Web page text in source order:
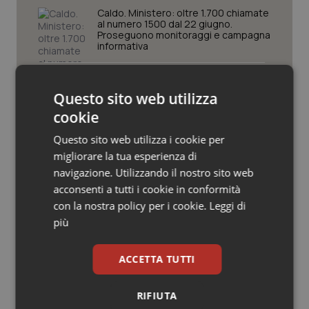
Veneto
Oncoematologia
Psoriasi & pelle
Quotidiano Cardiologia
Quotidiano Chirurgia
Quotidiano Oncologia
Quotidiano Pediatria
Rene & patologie urogenitali
Caldo. Ministero: oltre 1.700 chiamate
al numero 1500 dal 22 giugno.
Proseguono monitoraggi e campagna
informativa
mascherine contraffatte in Procura.
milioni a Jc Electronics”
Decreto Pnrr. Ok definitivo del Senato:
via libera al nuovo Policlinico Umberto
I e proroga antincendio per gli
ospedali
risoluzione. Zaffini (FdI): “Rinviare per
trovare convergenza”
Questo sito web utilizza
cookie
Questo sito web utilizza i cookie per
migliorare la tua esperienza di
navigazione. Utilizzando il nostro sito web
acconsenti a tutti i cookie in conformità
con la nostra policy per i cookie. Leggi di
più
ACCETTA TUTTI
RIFIUTA